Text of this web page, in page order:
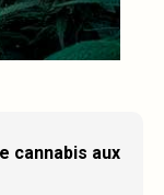
cannabis aux